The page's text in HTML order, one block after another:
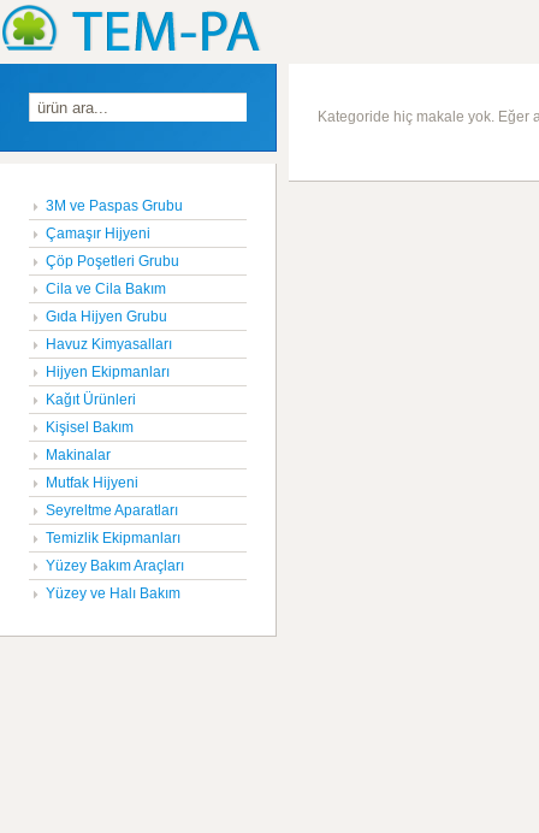
3M ve Paspas Grubu
Çamaşır Hijyeni
Çöp Poşetleri Grubu
Cila ve Cila Bakım
Gıda Hijyen Grubu
Havuz Kimyasalları
Hijyen Ekipmanları
Kağıt Ürünleri
Kişisel Bakım
Makinalar
Mutfak Hijyeni
Seyreltme Aparatları
Temizlik Ekipmanları
Yüzey Bakım Araçları
Yüzey ve Halı Bakım
Kategoride hiç makale yok. Eğer